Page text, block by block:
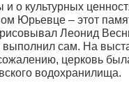
о культурных
Юрьевце – этот
Леонид
выполнил сам. На
церковь
водохранилища.